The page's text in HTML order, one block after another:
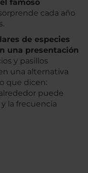
famoso
cada año
de especies
una presentación
y pasillos
una alternativa
que dicen:
puede
la frecuencia